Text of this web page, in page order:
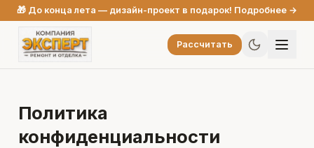
🎁 До конца лета — дизайн-проект в подарок! Подробнее →
Рассчитать
Политика
конфиденциальности